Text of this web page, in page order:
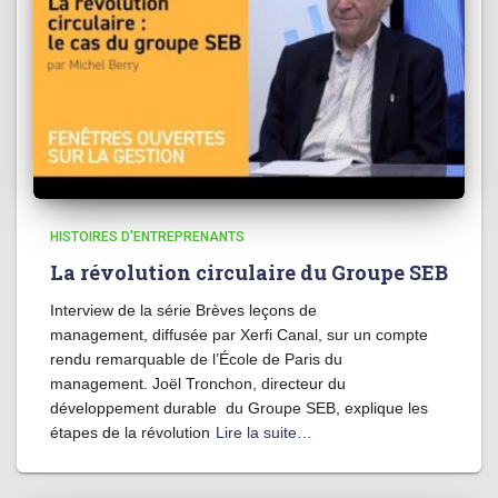
HISTOIRES D'ENTREPRENANTS
La révolution circulaire du Groupe SEB
Interview de la série Brèves leçons de
management, diffusée par Xerfi Canal, sur un compte
rendu remarquable de l’École de Paris du
management. Joël Tronchon, directeur du
développement durable du Groupe SEB, explique les
étapes de la révolution Lire la suite…